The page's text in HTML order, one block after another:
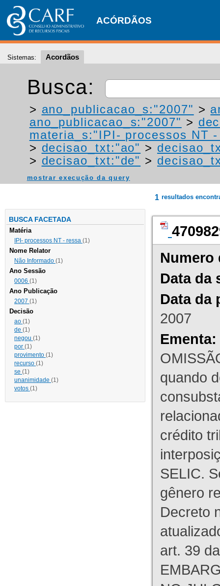
ACÓRDÃOS
Sistemas: Acordãos
Busca:
> ano_publicacao_s:"2007" >
ano_publicacao_s:"2007" >
materia_s:"IPI- processos NT
> decisao_txt:"ao" >
> decisao_txt:"de" >
mostrar execução da query
BUSCA FACETADA
Matéria
IPI- processos NT - ressa (1)
Nome Relator
Não Informado (1)
Ano Sessão
0006 (1)
Ano Publicação
2007 (1)
Decisão
ao (1)
de (1)
negou (1)
por (1)
provimento (1)
recurso (1)
se (1)
unanimidade (1)
votos (1)
1 resultados
Numero
Data da
Data da
2007
Ementa:
quando
crédito
SELIC.
gênero
Decreto
art. 39